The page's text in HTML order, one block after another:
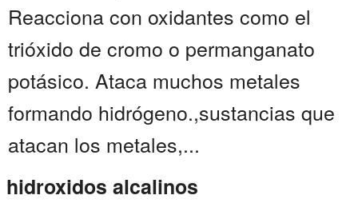
Reacciona con oxidantes como el
trióxido de cromo o permanganato
potásico. Ataca muchos metales
formando hidrógeno.,sustancias que
atacan los metales,...
hidroxidos alcalinos